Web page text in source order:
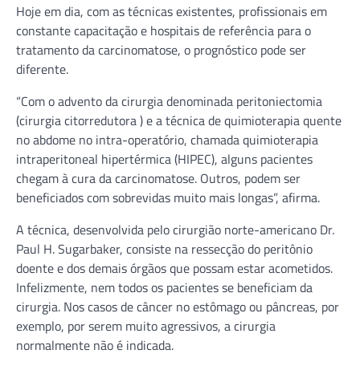
Hoje em dia, com as técnicas existentes, profissionais em
constante capacitação e hospitais de referência para o
tratamento da carcinomatose, o prognóstico pode ser
diferente.
“Com o advento da cirurgia denominada peritoniectomia
(cirurgia citorredutora ) e a técnica de quimioterapia quente
no abdome no intra-operatório, chamada quimioterapia
intraperitoneal hipertérmica (HIPEC), alguns pacientes
chegam à cura da carcinomatose. Outros, podem ser
beneficiados com sobrevidas muito mais longas”, afirma.
A técnica, desenvolvida pelo cirurgião norte-americano Dr.
Paul H. Sugarbaker, consiste na ressecção do peritônio
doente e dos demais órgãos que possam estar acometidos.
Infelizmente, nem todos os pacientes se beneficiam da
cirurgia. Nos casos de câncer no estômago ou pâncreas, por
exemplo, por serem muito agressivos, a cirurgia
normalmente não é indicada.